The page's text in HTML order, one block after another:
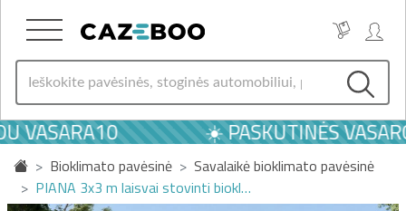
VASARA10 ☀️ PASKUTINĖS
Bioklimato pavėsinė
Savalaikė bioklimato pavėsinė
PIANA 3x3 m laisvai stovinti biokl…